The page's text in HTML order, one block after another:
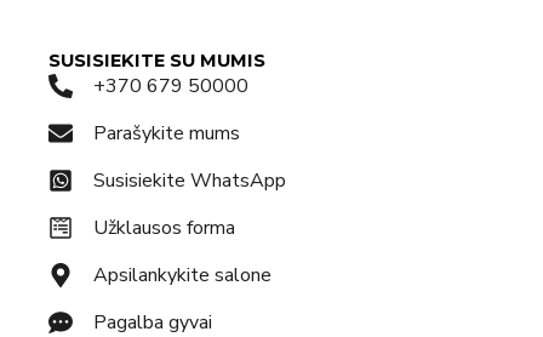
SUSISIEKITE SU MUMIS
+370 679 50000
Parašykite mums
Susisiekite WhatsApp
Užklausos forma
Apsilankykite salone
Pagalba gyvai